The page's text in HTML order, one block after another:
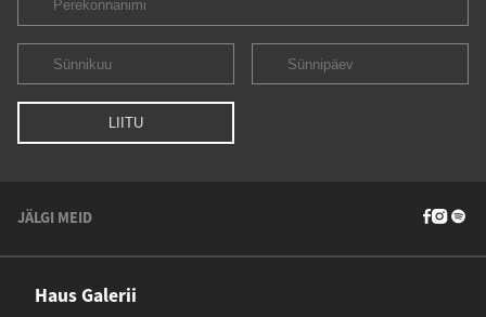
JÄLGI MEID
Haus Galerii